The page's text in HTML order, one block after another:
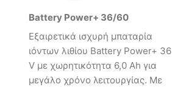
Battery Power+ 36/60
Εξαιρετικά ισχυρή μπαταρία
ιόντων λιθίου Battery Power+ 36
V με χωρητικότητα 6,0 Ah για
μεγάλο χρόνο λειτουργίας. Με